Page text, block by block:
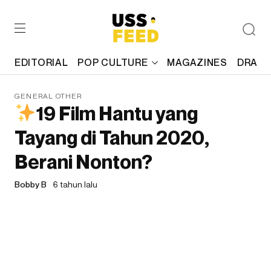
EDITORIAL POP CULTURE MAGAZINES
GENERAL OTHER
19 Film Hantu yang
Tayang di Tahun 2020,
Berani Nonton?
Bobby B 6 tahun lalu